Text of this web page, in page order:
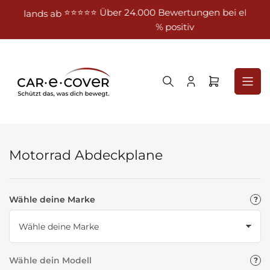
Inhalt
ab ⭐⭐⭐⭐⭐ Über 24.000 Bewertungen bei eBay – 100
% positiv
Anmelden
Mini-
Warenkorb
Motorrad Abdeckplane
Wähle deine Marke
Wähle dein Modell